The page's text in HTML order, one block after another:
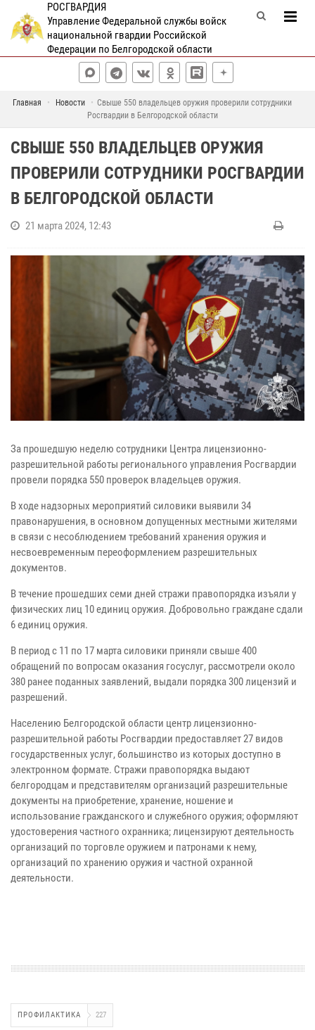
РОСГВАРДИЯ
Управление Федеральной службы войск
национальной гвардии Российской
Федерации по Белгородской области
Главная Новости
Свыше 550 владельцев оружия проверили сотрудники
Росгвардии в Белгородской области
СВЫШЕ 550 ВЛАДЕЛЬЦЕВ ОРУЖИЯ
ПРОВЕРИЛИ СОТРУДНИКИ РОСГВАРДИИ
В БЕЛГОРОДСКОЙ ОБЛАСТИ
21 марта 2024, 12:43
За прошедшую неделю сотрудники Центра лицензионно-
разрешительной работы регионального управления Росгвардии
провели порядка 550 проверок владельцев оружия.
В ходе надзорных мероприятий силовики выявили 34
правонарушения, в основном допущенных местными жителями
в связи с несоблюдением требований хранения оружия и
несвоевременным переоформлением разрешительных
документов.
В течение прошедших семи дней стражи правопорядка изъяли у
физических лиц 10 единиц оружия. Добровольно граждане сдали
6 единиц оружия.
В период с 11 по 17 марта силовики приняли свыше 400
обращений по вопросам оказания госуслуг, рассмотрели около
380 ранее поданных заявлений, выдали порядка 300 лицензий и
разрешений.
Населению Белгородской области центр лицензионно-
разрешительной работы Росгвардии предоставляет 27 видов
государственных услуг, большинство из которых доступно в
электронном формате. Стражи правопорядка выдают
белгородцам и представителям организаций разрешительные
документы на приобретение, хранение, ношение и
использование гражданского и служебного оружия; оформляют
удостоверения частного охранника; лицензируют деятельность
организаций по торговле оружием и патронами к нему,
организаций по хранению оружия и частной охранной
деятельности.
ПРОФИЛАКТИКА 227